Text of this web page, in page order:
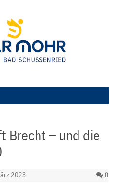
Zum Inhalt springen
Brecht – und die
2023 0